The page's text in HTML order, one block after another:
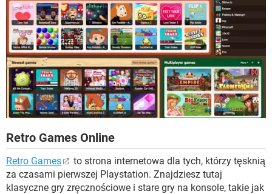
Retro Games Online
Retro Games
to strona internetowa dla tych, którzy tęsknią
za czasami pierwszej Playstation. Znajdziesz tutaj
klasyczne gry zręcznościowe i stare gry na konsole, takie jak